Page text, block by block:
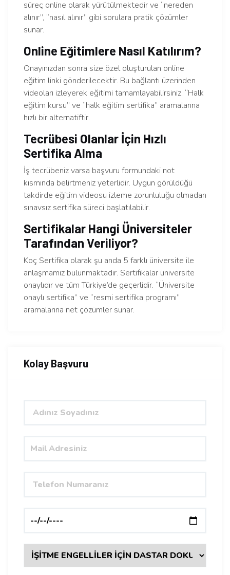
süreç online olarak yürütülmektedir ve “nereden
alınır”, “nasıl alınır” gibi sorulara pratik çözümler
sunar.
Online Eğitimlere Nasıl Katılırım?
Onayınızdan sonra size özel oluşturulan online
eğitim linki gönderilecektir. Bu bağlantı üzerinden
videoları izleyerek eğitimi tamamlayabilirsiniz. “Halk
eğitim kursu” ve “halk eğitim sertifika” aramalarına
hızlı bir alternatiftir.
Tecrübesi Olanlar İçin Hızlı
Sertifika Alma
İş tecrübeniz varsa başvuru formundaki not
kısmında belirtmeniz yeterlidir. Uygun görüldüğü
takdirde eğitim videosu izleme zorunluluğu olmadan
sınavsız sertifika süreci başlatılabilir.
Sertifikalar Hangi Üniversiteler
Tarafından Veriliyor?
Koç Sertifika olarak şu anda 5 farklı üniversite ile
anlaşmamız bulunmaktadır. Sertifikalar üniversite
onaylıdır ve tüm Türkiye’de geçerlidir. “Üniversite
onaylı sertifika” ve “resmi sertifika programı”
aramalarına net çözümler sunar.
Kolay Başvuru